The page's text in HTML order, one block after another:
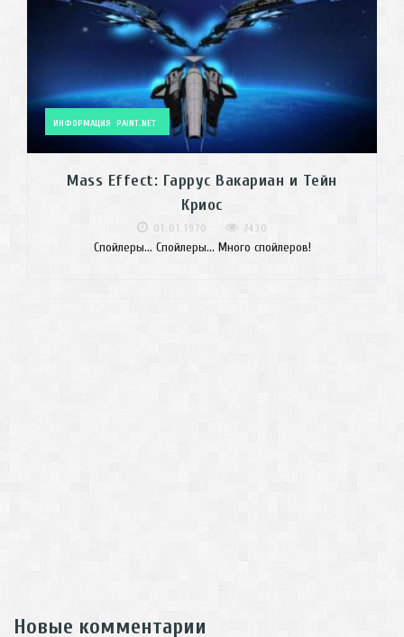
ИНФОРМАЦИЯ PAINT.NET
Mass Effect: Гаррус Вакариан и Тейн
Криос
01.01.1970 7430
Спойлеры... Спойлеры... Много спойлеров!
Новые комментарии